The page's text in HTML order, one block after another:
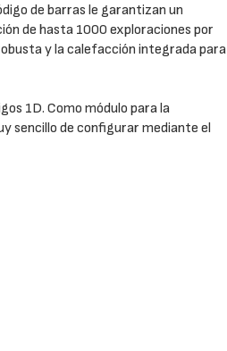
de barras le garantizan un
de hasta 1000 exploraciones por
y la calefacción integrada para
1D. Como módulo para la
sencillo de configurar mediante el